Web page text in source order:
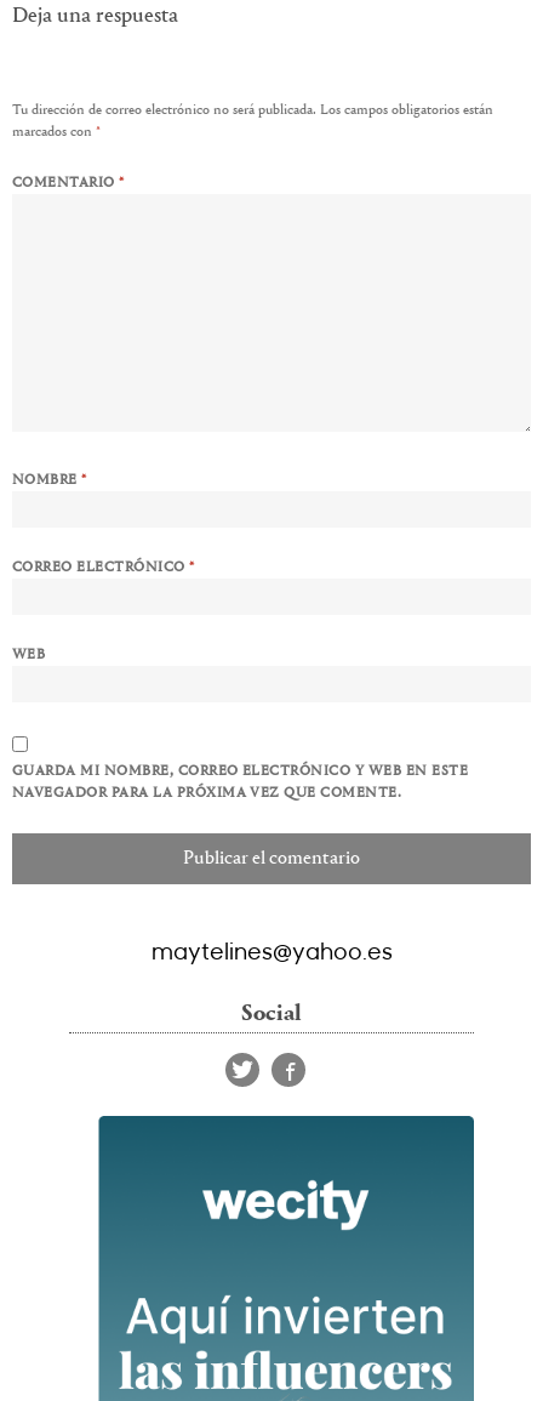
Deja una respuesta
Tu dirección de correo electrónico no será publicada. Los campos obligatorios están
marcados con *
COMENTARIO*
NOMBRE*
CORREO ELECTRÓNICO*
WEB
GUARDA MI NOMBRE, CORREO ELECTRÓNICO Y WEB EN ESTE
NAVEGADOR PARA LA PRÓXIMA VEZ QUE COMENTE.
maytelines@yahoo.es
Social